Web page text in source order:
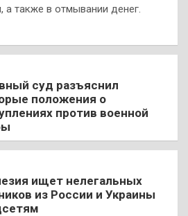
а также в отмывании денег.
суд разъяснил
положения о
против военной
ищет нелегальных
из России и Украины